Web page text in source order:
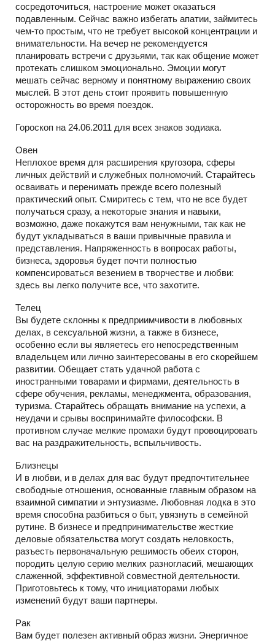
сосредоточиться, настроение может оказаться
подавленным. Сейчас важно избегать апатии, займитесь
чем-то простым, что не требует высокой концентрации и
внимательности. На вечер не рекомендуется
планировать встречи с друзьями, так как общение может
протекать слишком эмоционально. Эмоции могут
мешать сейчас верному и понятному выражению своих
мыслей. В этот день стоит проявить повышенную
осторожность во время поездок.
Гороскоп на 24.06.2011 для всех знаков зодиака.
Овен
Неплохое время для расширения кругозора, сферы
личных действий и служебных полномочий. Старайтесь
осваивать и перенимать прежде всего полезный
практический опыт. Смиритесь с тем, что не все будет
получаться сразу, а некоторые знания и навыки,
возможно, даже покажутся вам ненужными, так как не
будут укладываться в ваши привычные правила и
представления. Напряженность в вопросах работы,
бизнеса, здоровья будет почти полностью
компенсироваться везением в творчестве и любви:
здесь вы легко получите все, что захотите.
Телец
Вы будете склонны к предприимчивости в любовных
делах, в сексуальной жизни, а также в бизнесе,
особенно если вы являетесь его непосредственным
владельцем или лично заинтересованы в его скорейшем
развитии. Обещает стать удачной работа с
иностранными товарами и фирмами, деятельность в
сфере обучения, рекламы, менеджмента, образования,
туризма. Старайтесь обращать внимание на успехи, а
неудачи и срывы воспринимайте философски. В
противном случае мелкие промахи будут провоцировать
вас на раздражительность, вспыльчивость.
Близнецы
И в любви, и в делах для вас будут предпочтительнее
свободные отношения, основанные главным образом на
взаимной симпатии и энтузиазме. Любовная лодка в это
время способна разбиться о быт, увязнуть в семейной
рутине. В бизнесе и предпринимательстве жесткие
деловые обязательства могут создать неловкость,
разъесть первоначальную решимость обеих сторон,
породить целую серию мелких разногласий, мешающих
слаженной, эффективной совместной деятельности.
Приготовьтесь к тому, что инициаторами любых
изменений будут ваши партнеры.
Рак
Вам будет полезен активный образ жизни. Энергичное